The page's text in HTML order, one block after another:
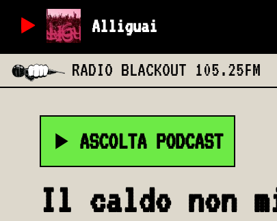
Alliguai
RADIO BLACKOUT 105.25FM
ASCOLTA PODCAST
Il caldo non